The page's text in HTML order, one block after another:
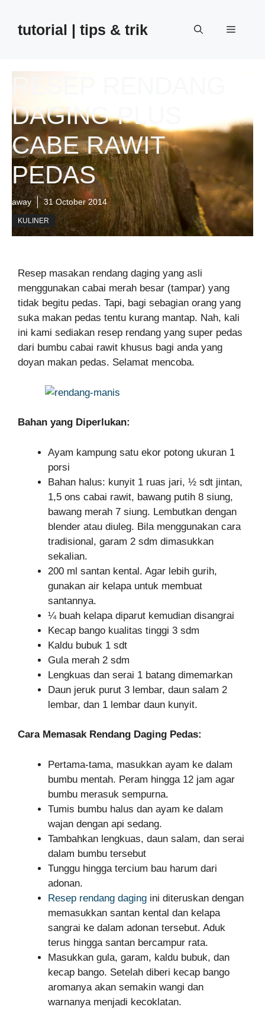
contenttutorial | tips & trik Menu
DAGING PLUS
CABE RAWIT
PEDAS
away 31 October 2014
KULINER
Resep masakan rendang daging yang asli
menggunakan cabai merah besar (tampar) yang
tidak begitu pedas. Tapi, bagi sebagian orang yang
suka makan pedas tentu kurang mantap. Nah, kali
ini kami sediakan resep rendang yang super pedas
dari bumbu cabai rawit khusus bagi anda yang
doyan makan pedas. Selamat mencoba.
Bahan yang Diperlukan:
Ayam kampung satu ekor potong ukuran 1
porsi
Bahan halus: kunyit 1 ruas jari, ½ sdt jintan,
1,5 ons cabai rawit, bawang putih 8 siung,
bawang merah 7 siung. Lembutkan dengan
blender atau diuleg. Bila menggunakan cara
tradisional, garam 2 sdm dimasukkan
sekalian.
200 ml santan kental. Agar lebih gurih,
gunakan air kelapa untuk membuat
santannya.
¼ buah kelapa diparut kemudian disangrai
Kecap bango kualitas tinggi 3 sdm
Kaldu bubuk 1 sdt
Gula merah 2 sdm
Lengkuas dan serai 1 batang dimemarkan
Daun jeruk purut 3 lembar, daun salam 2
lembar, dan 1 lembar daun kunyit.
Cara Memasak Rendang Daging Pedas:
Pertama-tama, masukkan ayam ke dalam
bumbu mentah. Peram hingga 12 jam agar
bumbu merasuk sempurna.
Tumis bumbu halus dan ayam ke dalam
wajan dengan api sedang.
Tambahkan lengkuas, daun salam, dan serai
dalam bumbu tersebut
Tunggu hingga tercium bau harum dari
adonan.
Resep rendang daging ini diteruskan dengan
memasukkan santan kental dan kelapa
sangrai ke dalam adonan tersebut. Aduk
terus hingga santan bercampur rata.
Masukkan gula, garam, kaldu bubuk, dan
kecap bango. Setelah diberi kecap bango
aromanya akan semakin wangi dan
warnanya menjadi kecoklatan.